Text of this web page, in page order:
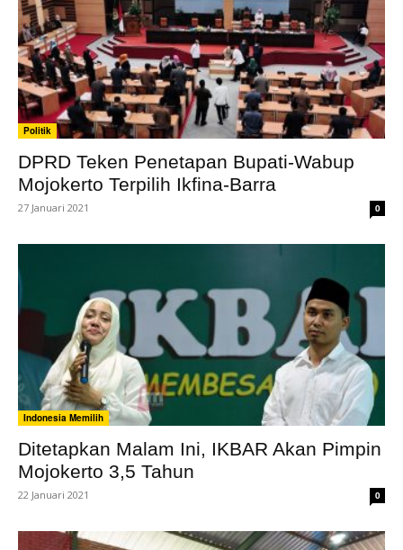
Politik
DPRD Teken Penetapan Bupati-Wabup
Mojokerto Terpilih Ikfina-Barra
27 Januari 2021 0
Indonesia Memilih
Ditetapkan Malam Ini, IKBAR Akan Pimpin
Mojokerto 3,5 Tahun
22 Januari 2021 0